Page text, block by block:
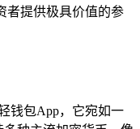
者提供极具价值的参
钱包App，它宛如一